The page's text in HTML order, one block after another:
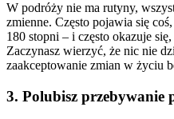
W podróży nie ma rutyny,
zmienne. Często pojawia się
180 stopni – i często okazuje
Zaczynasz wierzyć, że nic nie
zaakceptowanie zmian w życiu
3. Polubisz przebywanie